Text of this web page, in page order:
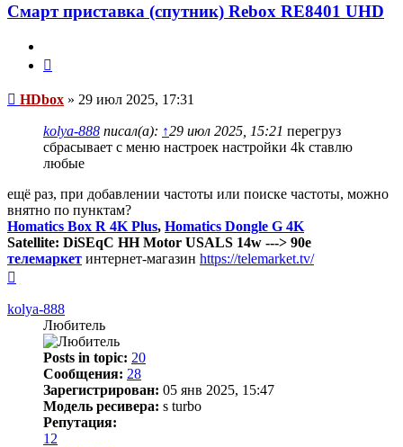
Смарт приставка (спутник) Rebox RE8401 UHD
Сообщение
HDbox » 29 июл 2025, 17:31
kolya-888 писал(а): ↑29 июл 2025, 15:21 перегруз
сбрасывает с меню настроек настройки 4k ставлю
любые
ещё раз, при добавлении частоты или поиске частоты, можно
внятно по пунктам?
Homatics Box R 4K Plus, Homatics Dongle G 4K
Satellite: DiSEqC HH Motor USALS 14w ---> 90e
телемаркет интернет-магазин https://telemarket.tv/
началу
kolya-888
Любитель
Posts in topic: 20
Сообщения: 28
Зарегистрирован: 05 янв 2025, 15:47
Модель ресивера: s turbo
Репутация:
12